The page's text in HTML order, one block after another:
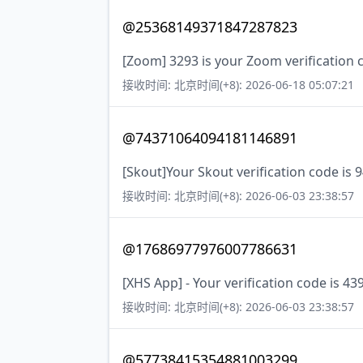
@25368149371847287823
[Zoom] 3293 is your Zoom verification
接收时间: 北京时间(+8): 2026-06-18 05:07:21
@74371064094181146891
[Skout]Your Skout verification code is
接收时间: 北京时间(+8): 2026-06-03 23:38:57
@17686977976007786631
[XHS App] - Your verification code is
接收时间: 北京时间(+8): 2026-06-03 23:38:57